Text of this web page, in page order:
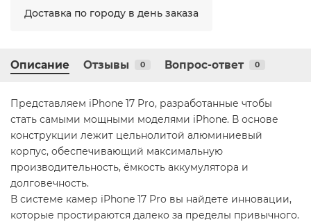
Доставка по городу в день заказа
Описание Отзывы 0 Вопрос-ответ 0
Представляем iPhone 17 Pro, разработанные чтобы
стать самыми мощными моделями iPhone. В основе
конструкции лежит цельнолитой алюминиевый
корпус, обеспечивающий максимальную
производительность, ёмкость аккумулятора и
долговечность.
В системе камер iPhone 17 Pro вы найдете инновации,
которые простираются далеко за пределы привычного.